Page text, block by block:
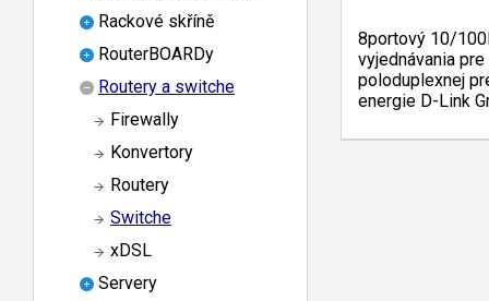
Rackové skříně
RouterBOARDy
Routery a switche
Firewally
Konvertory
Routery
Switche
xDSL
Servery
8portový 10/
vyjednávania
poloduplexnej
energie D-Link